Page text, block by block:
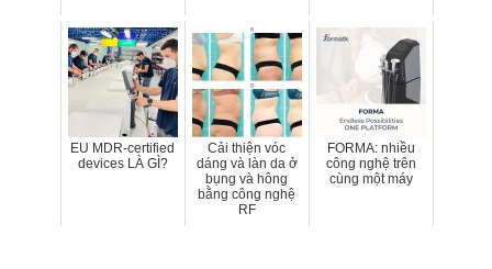
EU MDR-certified
devices LÀ GÌ?
Cải thiện vóc
dáng và làn da ở
bụng và hông
bằng công nghệ
RF
FORMA: nhiều
công nghệ trên
cùng một máy